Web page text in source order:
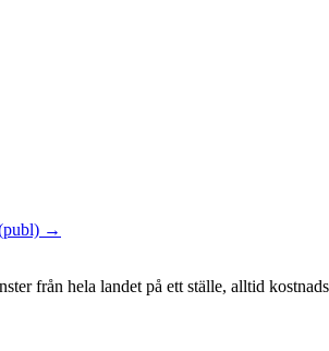
→
från hela landet på ett ställe, alltid